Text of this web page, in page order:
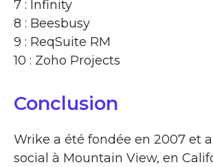
7 : Infinity
8 : Beesbusy
9 : ReqSuite RM
10 : Zoho Projects
Conclusion
Wrike a été fondée en 2007 et
social à Mountain View, en